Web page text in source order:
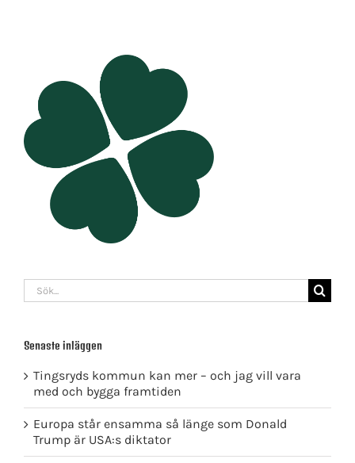
Sök
efter:
Senaste inläggen
Tingsryds kommun kan mer – och jag vill vara
med och bygga framtiden
Europa står ensamma så länge som Donald
Trump är USA:s diktator